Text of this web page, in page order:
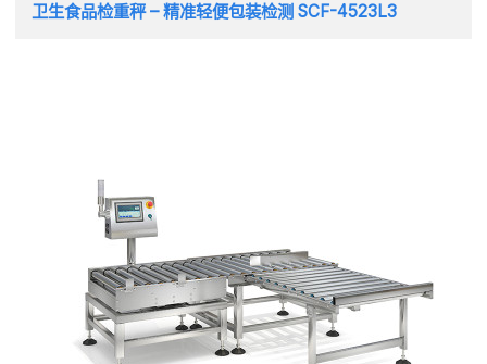
卫生食品检重秤 – 精准轻便包装检测 SCF-4523L3